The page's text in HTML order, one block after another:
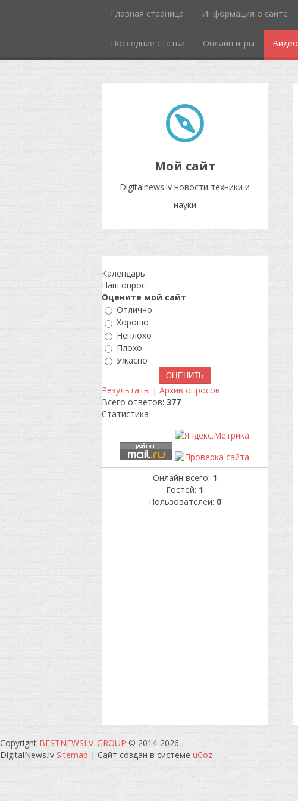
Главная страница Информация о сайте
Последние статьи Онлайн игры Видео
Мой сайт
Digitalnews.lv новости техники и
науки
Календарь
Наш опрос
Оцените мой сайт
Отлично
Хорошо
Неплохо
Плохо
Ужасно
Результаты | Архив опросов
Всего ответов: 377
Статистика
Онлайн всего: 1
Гостей: 1
Пользователей: 0
Copyright BESTNEWSLV_GROUP © 2014-2026.
DigitalNews.lv Sitemap | Сайт создан в системе uCoz